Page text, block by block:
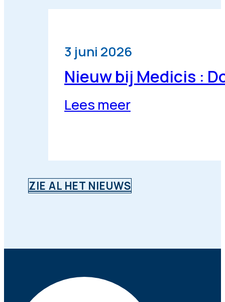
3 juni 2026
Nieuw bij Medicis :
Lees meer
ZIE AL HET NIEUWS